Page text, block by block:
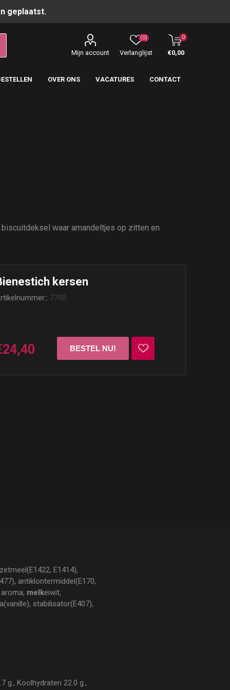
geplaatst.
Mijn account Verlanglijst
(0) 0
€0,00
OVER ONS VACATURES CONTACT
waar amandeltjes op zitten en
kersen
7700
E1414),
antiklontermiddel(E170,
melkeiwit,
stabilisator(E407),
g., Koolhydraten 22.0 g.,